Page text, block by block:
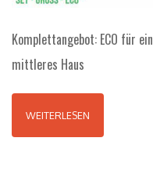
Komplettangebot: ECO für ein
mittleres Haus
WEITERLESEN